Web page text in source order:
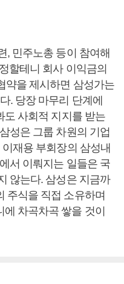
, 민주노총 등이 참여해
할테니 회사 이익금의
약을 제시하면 삼성가는
. 당장 마무리 단계에
도 사회적 지지를 받는
성은 그룹 차원의 기업
재용 부회장의 삼성내
서 이뤄지는 일들은 국
않는다. 삼성은 지금까
주식을 직접 소유하며
차곡차곡 쌓을 것이